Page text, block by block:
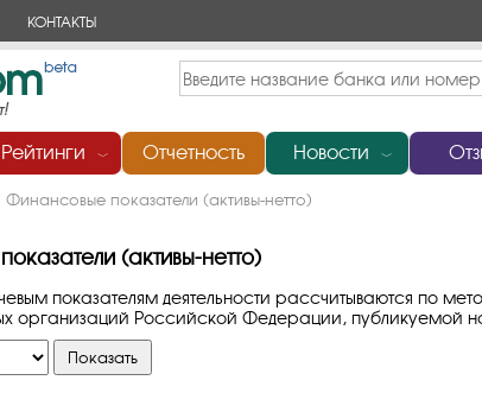
КОНТАКТЫ
Рейтинги ﹀ Отчетность Новости ﹀
Финансовые показатели (активы-нетто)
(активы-нетто)
показателям деятельности рассчитываются по
организаций Российской Федерации, публикуемой